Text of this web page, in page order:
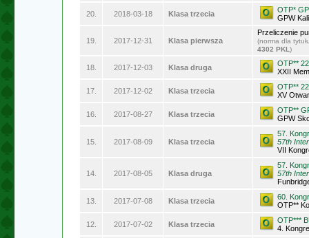
20. 2018-03-18 Klasa trzecia
OTP*
GPW
19. 2017-12-31 Klasa pierwsza
Przeliczenie
(norma dla
4302 PKL )
18. 2017-12-03 Klasa druga
OTP**
XXII
17. 2017-12-02 Klasa trzecia
OTP**
XV
16. 2017-08-27 Klasa trzecia
OTP**
GPW
15. 2017-08-09 Klasa trzecia
57.
57th
VII
14. 2017-08-05 Klasa druga
57.
57th
13. 2017-07-08 Klasa trzecia
60.
OTP**
12. 2017-07-02 Klasa trzecia
OTP***
4.